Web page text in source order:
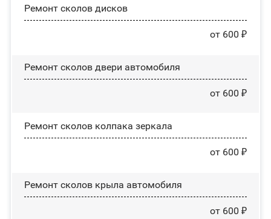
Ремонт сколов дисков
от 600 ₽
Ремонт сколов двери автомобиля
от 600 ₽
Ремонт сколов колпака зеркала
от 600 ₽
Ремонт сколов крыла автомобиля
от 600 ₽